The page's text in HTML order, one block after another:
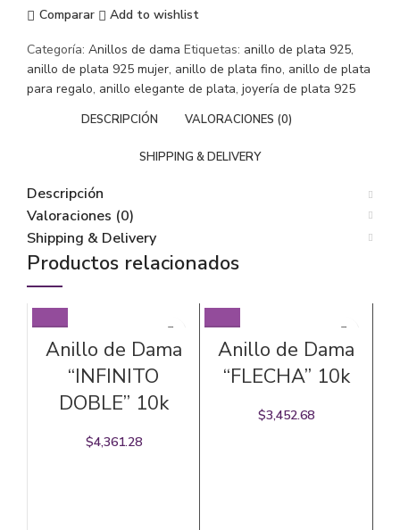
cantidad
Comparar Add to wishlist
Categoría: Anillos de dama Etiquetas: anillo de plata 925,
anillo de plata 925 mujer, anillo de plata fino, anillo de plata
para regalo, anillo elegante de plata, joyería de plata 925
DESCRIPCIÓN VALORACIONES (0)
SHIPPING & DELIVERY
Descripción
Valoraciones (0)
Shipping & Delivery
Productos relacionados
Anillo de Dama
“INFINITO
DOBLE” 10k
$4,361.28
Anillo de Dama
“FLECHA” 10k
$3,452.68